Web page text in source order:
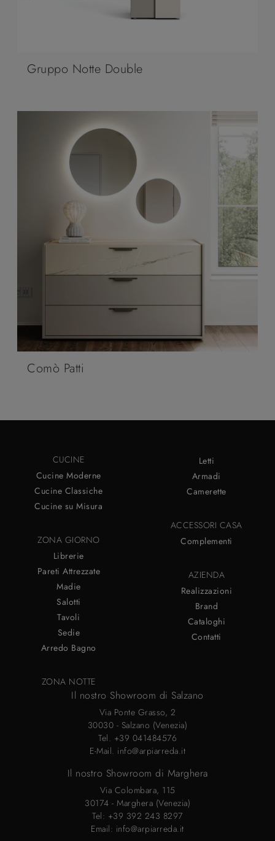
Gruppo Notte Double
Comò Patti
CUCINE
Cucine Moderne
Cucine Classiche
Cucine su Misura
ZONA GIORNO
Librerie
Pareti Attrezzate
Madie
Salotti
Tavoli
Sedie
Arredo Bagno
ZONA NOTTE
Letti
Armadi
Camerette
ACCESSORI CASA
Complementi
AZIENDA
Realizzazioni
Brand
Cataloghi
Contatti
Il nostro Showroom di Salzano
Via Ponte Grasso, 2
30030 - Salzano (Venezia)
Tel. +39 041484576
E-Mail. info@arpiarreda.it
Il nostro Showroom di Marghera
Via Colombara, 115
30174 - Marghera (Venezia)
Tel: +39 392 243 8297
Email: info@arpiarreda.it